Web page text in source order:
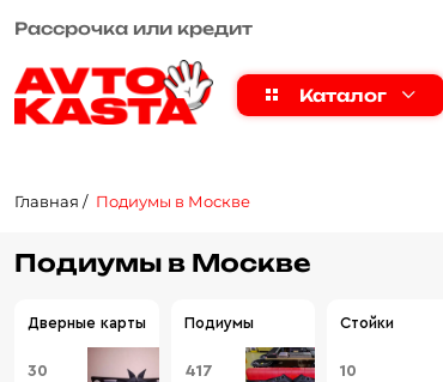
Рассрочка или кредит
Каталог
Главная Подиумы в Москве
Подиумы в Москве
Дверные карты
30
Подиумы
417
Стойки
10